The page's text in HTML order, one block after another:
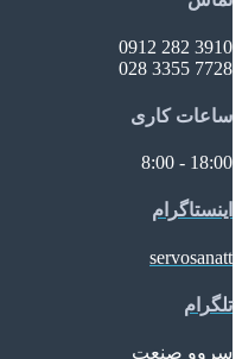
3910 282 0912
7728 3355 028
ساعات کاری
18:00 - 8:00
اینستاگرام
servosanatt
تلگرام
سروو صنعت